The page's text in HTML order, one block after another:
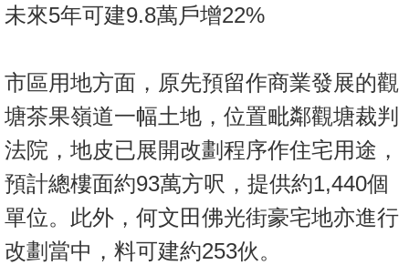
未來5年可建9.8萬戶增22%
市區用地方面，原先預留作商業發展的觀
塘茶果嶺道一幅土地，位置毗鄰觀塘裁判
法院，地皮已展開改劃程序作住宅用途，
預計總樓面約93萬方呎，提供約1,440個
單位。此外，何文田佛光街豪宅地亦進行
改劃當中，料可建約253伙。